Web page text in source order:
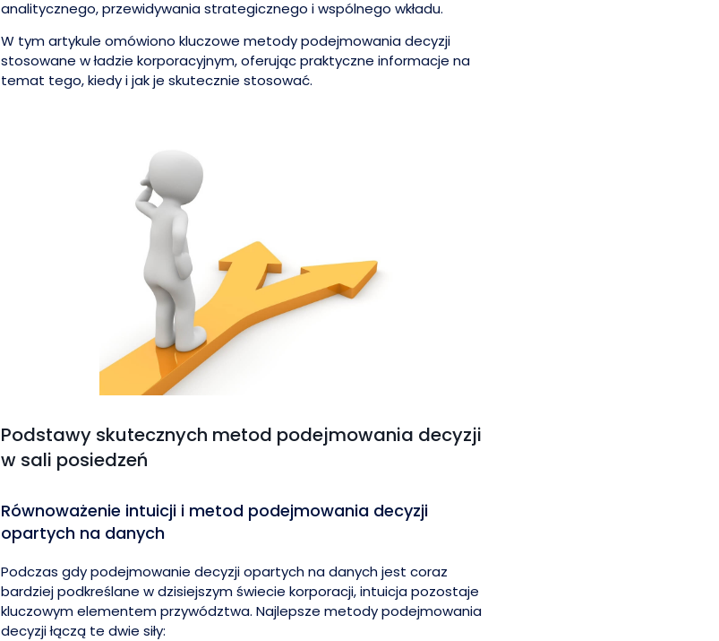
analitycznego, przewidywania strategicznego i wspólnego wkładu.
W tym artykule omówiono kluczowe metody podejmowania decyzji
stosowane w ładzie korporacyjnym, oferując praktyczne informacje na
temat tego, kiedy i jak je skutecznie stosować.
Podstawy skutecznych metod podejmowania decyzji
w sali posiedzeń
Równoważenie intuicji i metod podejmowania decyzji
opartych na danych
Podczas gdy podejmowanie decyzji opartych na danych jest coraz
bardziej podkreślane w dzisiejszym świecie korporacji, intuicja pozostaje
kluczowym elementem przywództwa. Najlepsze metody podejmowania
decyzji łączą te dwie siły: